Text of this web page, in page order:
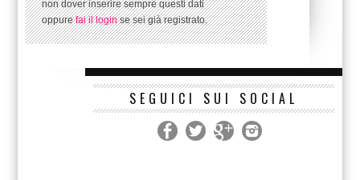
non dover inserire sempre questi dati
oppurefai il loginse sei già registrato.
SEGUICI SUI SOCIAL